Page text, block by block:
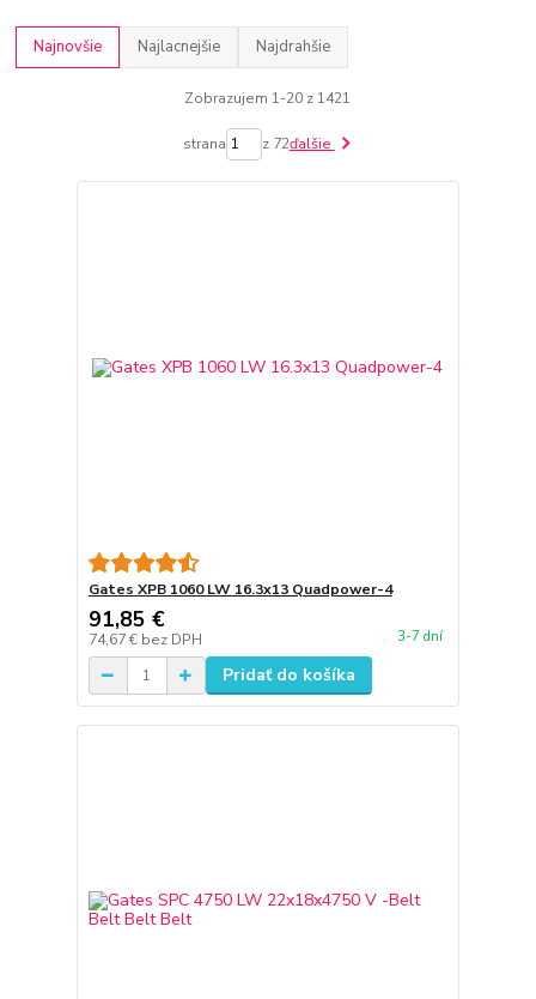
Najnovšie Najlacnejšie Najdrahšie
Zobrazujem 1-20 z 1421
strana z 72ďalšie
Gates XPB 1060 LW 16.3x13 Quadpower-4
91,85 €
74,67 € bez DPH 3-7 dní
Pridať do košíka